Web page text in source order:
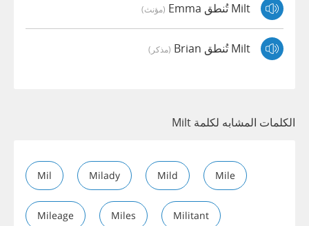
Milt تُنطق Emma (مؤنث)
Milt تُنطق Brian (مذكر)
الكلمات المشابه لكلمة Milt
Mil Milady Mild Mile
Mileage Miles Militant